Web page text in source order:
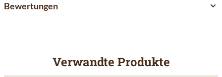
Bewertungen
Verwandte Produkte